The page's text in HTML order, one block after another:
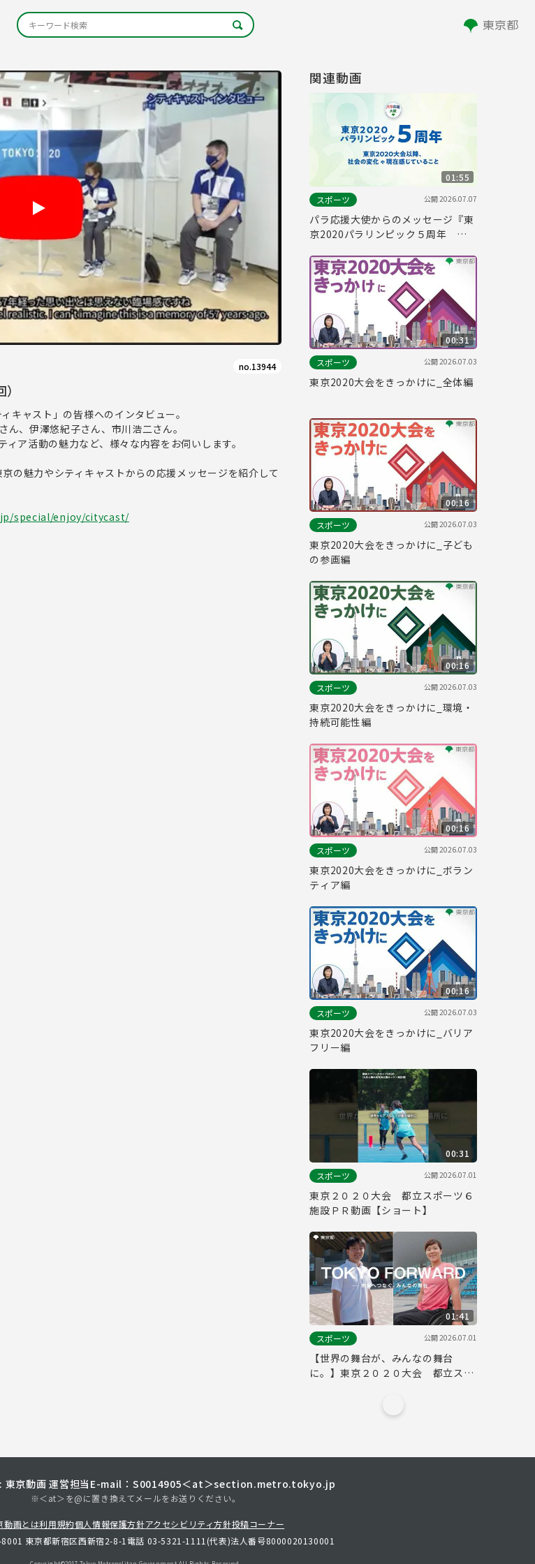
no.13944
キャスト」の皆様へのインタビュー。
、伊澤悠紀子さん、市川浩二さん。
ア活動の魅力など、様々な内容をお伺いします。
の魅力やシティキャストからの応援メッセージを紹介して
special/enjoy/citycast/
関連動画
01:55
スポーツ
公開2026.07.07
パラ応援大使からのメッセージ『東
京2020パラリンピック５周年 ー
現在感じていることー』
00:31
スポーツ
公開2026.07.03
東京2020大会をきっかけに_全体編
00:16
スポーツ
公開2026.07.03
東京2020大会をきっかけに_子ども
の参画編
00:16
スポーツ
公開2026.07.03
東京2020大会をきっかけに_環境・
持続可能性編
00:16
スポーツ
公開2026.07.03
東京2020大会をきっかけに_ボラン
ティア編
00:16
スポーツ
公開2026.07.03
東京2020大会をきっかけに_バリア
フリー編
00:31
スポーツ
公開2026.07.01
東京２０２０大会 都立スポーツ６
施設ＰＲ動画【ショート】
01:41
スポーツ
公開2026.07.01
【世界の舞台が、みんなの舞台
に。】東京２０２０大会 都立スポ
東京動画 運営担当 E-mail：S0014905＜at＞section.metro.tokyo.jp
※＜at＞を@に置き換えてメールをお送りください。
動画とは利用規約個人情報保護方針アクセシビリティ方針投稿コーナー
東京都新宿区西新宿2-8-1 電話 03-5321-1111(代表)法人番号8000020130001